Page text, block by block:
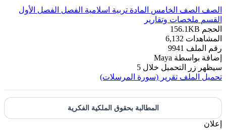
الصف الصف الخامس المادة تربية اسلامية الفصل
الفصل الأول
القسم ملخصات وتقارير
الحجم 156.1KB
المشاهدات 6,132
رقم الملف 9941
إضافة بواسطة Maya
سيظهر زر التحميل خلال 5
تحميل الملف تقرير (سورة المرسلات)
المطالبة بحقوق الملكية الفكرية
إعلان